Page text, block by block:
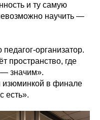
и ту самую
научить —
организатор.
пространство, где
— значим».
изюминкой в финале
есть».